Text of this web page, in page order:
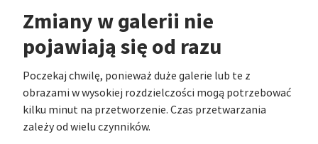
Zmiany w galerii nie
pojawiają się od razu
Poczekaj chwilę, ponieważ duże galerie lub te z
obrazami w wysokiej rozdzielczości mogą potrzebować
kilku minut na przetworzenie. Czas przetwarzania
zależy od wielu czynników.